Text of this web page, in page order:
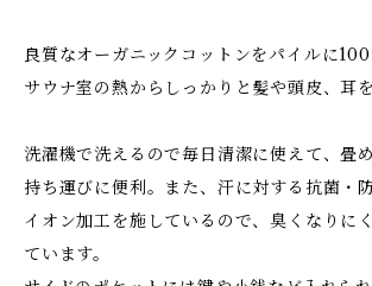
良質なオーガニックコットンをパイルに100
サウナ室の熱からしっかりと髪や頭皮、耳を
洗濯機で洗えるので毎日清潔に使えて、畳
持ち運びに便利。また、汗に対する抗菌・
イオン加工を施しているので、臭くなりに
ています。